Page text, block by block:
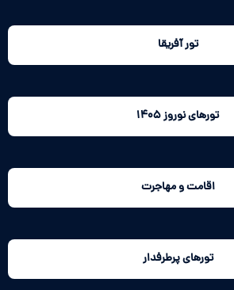
تور آفریقا
تورهای نوروز 1405
اقامت و مهاجرت
تورهای پرطرفدار